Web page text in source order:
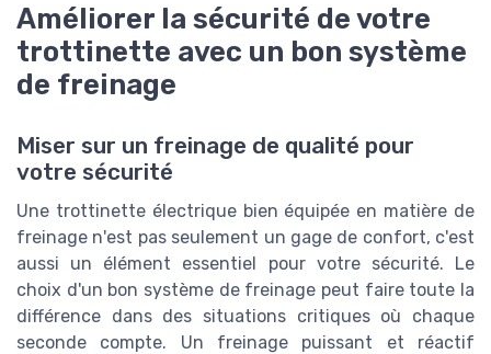
Améliorer la sécurité de votre
trottinette avec un bon système
de freinage
Miser sur un freinage de qualité pour
votre sécurité
Une trottinette électrique bien équipée en matière de
freinage n'est pas seulement un gage de confort, c'est
aussi un élément essentiel pour votre sécurité. Le
choix d'un bon système de freinage peut faire toute la
différence dans des situations critiques où chaque
seconde compte. Un freinage puissant et réactif